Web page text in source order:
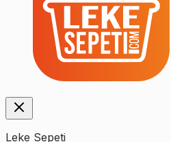
Leke Sepeti